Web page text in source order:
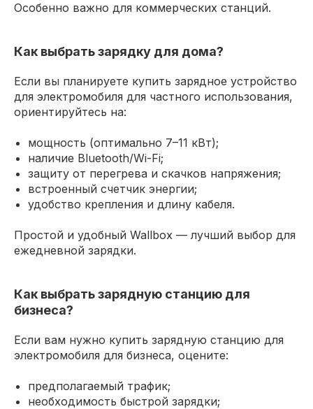
Особенно важно для коммерческих станций.
Как выбрать зарядку для дома?
Если вы планируете купить зарядное устройство
для электромобиля для частного использования,
ориентируйтесь на:
мощность (оптимально 7–11 кВт);
наличие Bluetooth/Wi-Fi;
защиту от перегрева и скачков напряжения;
встроенный счетчик энергии;
удобство крепления и длину кабеля.
Простой и удобный Wallbox — лучший выбор для
ежедневной зарядки.
Как выбрать зарядную станцию для
бизнеса?
Если вам нужно купить зарядную станцию для
электромобиля для бизнеса, оцените:
предполагаемый трафик;
необходимость быстрой зарядки;